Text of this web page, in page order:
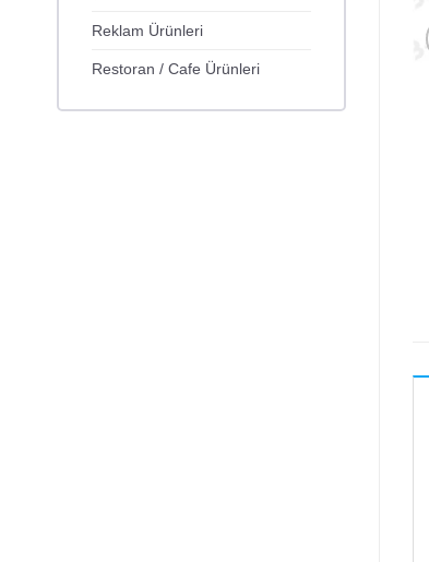
Reklam Ürünleri
Restoran / Cafe Ürünleri